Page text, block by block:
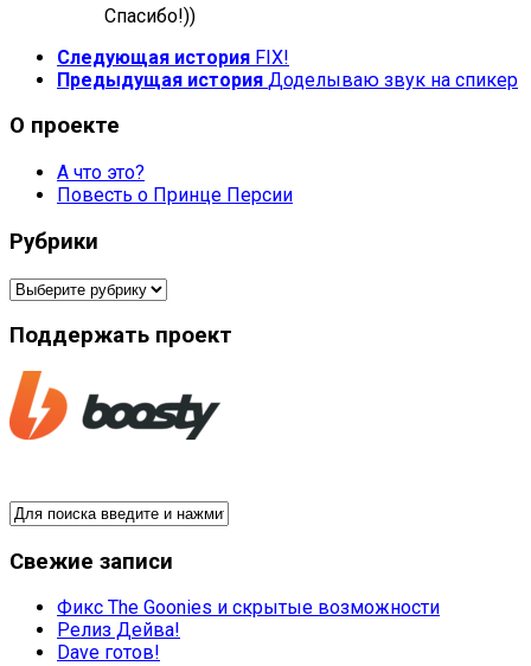
Спасибо!))
Следующая история FIX!
Предыдущая история Доделываю звук на спикер
О проекте
А что это?
Повесть о Принце Персии
Рубрики
Рубрики
Поддержать проект
Свежие записи
Фикс The Goonies и скрытые возможности
Релиз Дейва!
Dave готов!